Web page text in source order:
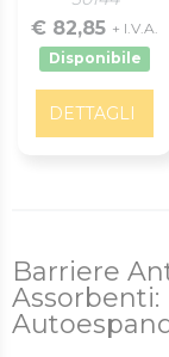
€ 82,85 + I.V.A.
Disponibile
DETTAGLI
Barriere
Assorbenti: